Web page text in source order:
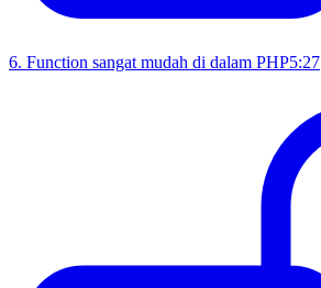
6. Function sangat mudah di dalam PHP5:27